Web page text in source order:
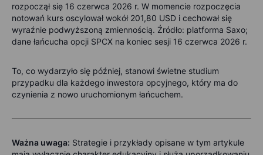
rozpoczął się 16 czerwca 2026 r. W momencie rozpoczęcia
notowań kurs oscylował wokół 201,80 USD i cechował się
wyraźnie podwyższoną zmiennością. Źródło: platforma Saxo;
dane łańcucha opcji SPCX na koniec sesji 16 czerwca 2026 r.
To, co wydarzyło się później, stanowi świetne studium
przypadku dla każdego inwestora opcyjnego, który ma do
czynienia z nowo uruchomionym łańcuchem.
Ważna uwaga: Strategie i przykłady opisane w tym artykule